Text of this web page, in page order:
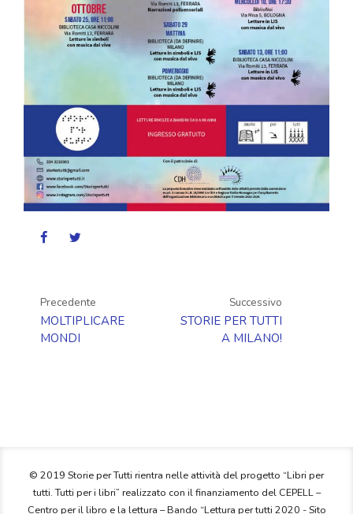
Precedente
MOLTIPLICARE
MONDI
Successivo
STORIE PER TUTTI
A MILANO!
© 2019 Storie per Tutti rientra nelle attività del progetto “Libri per
tutti. Tutti per i libri” realizzato con il finanziamento del CEPELL –
Centro per il libro e la lettura – Bando “Lettura per tutti 2020 - Sito